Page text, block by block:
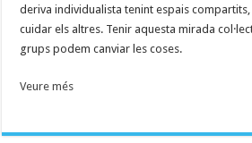
deriva individualista tenint espais
cuidar els altres. Tenir aquesta mirada
grups podem canviar les coses.
Veure més